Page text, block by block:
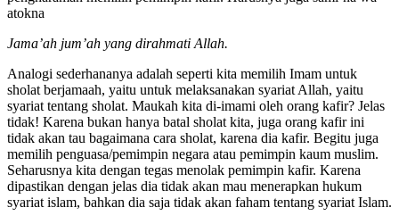
atokna
Jama’ah jum’ah yang dirahmati Allah.
Analogi sederhananya adalah seperti kita memilih Imam untuk
sholat berjamaah, yaitu untuk melaksanakan syariat Allah, yaitu
syariat tentang sholat. Maukah kita di-imami oleh orang kafir? Jelas
tidak! Karena bukan hanya batal sholat kita, juga orang kafir ini
tidak akan tau bagaimana cara sholat, karena dia kafir. Begitu juga
memilih penguasa/pemimpin negara atau pemimpin kaum muslim.
Seharusnya kita dengan tegas menolak pemimpin kafir. Karena
dipastikan dengan jelas dia tidak akan mau menerapkan hukum
syariat islam, bahkan dia saja tidak akan faham tentang syariat Islam.